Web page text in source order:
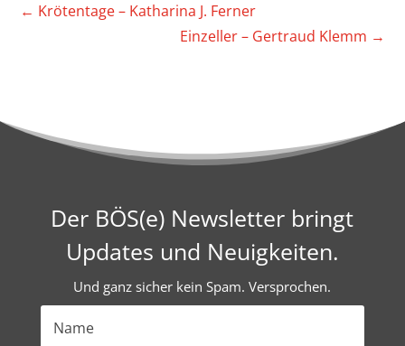
← Kröten­tage – Katha­rina J. Ferner
Einzeller – Gertraud Klemm →
Der BÖS(e) Newsletter bringt
Updates und Neuigkeiten.
Und ganz sicher kein Spam. Versprochen.